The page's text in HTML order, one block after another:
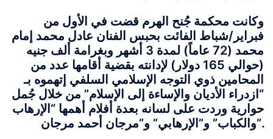
وكانت محكمة جُُنح الهرم قضت في الأول من
فبراير/شباط الفائت بحبس الفنان عادل محمد إمام
محمد (72 عاماً) لمدة 3 أشهر وبغرامة ألف جنيه
(حوالي 165 دولار) لإدانته بقضية أقامها عدد من
المحامين ذوي التوجه الإسلامي السلفي إتهموه بـ
“ازدراء الأديان والإساءة إلى الإسلام” من خلال جُمل
حوارية وردت على لسانه بعدة أفلام أهمها “الإرهاب
والكباب” و”الإرهابي” و”مرجان أحمد مرجان”.